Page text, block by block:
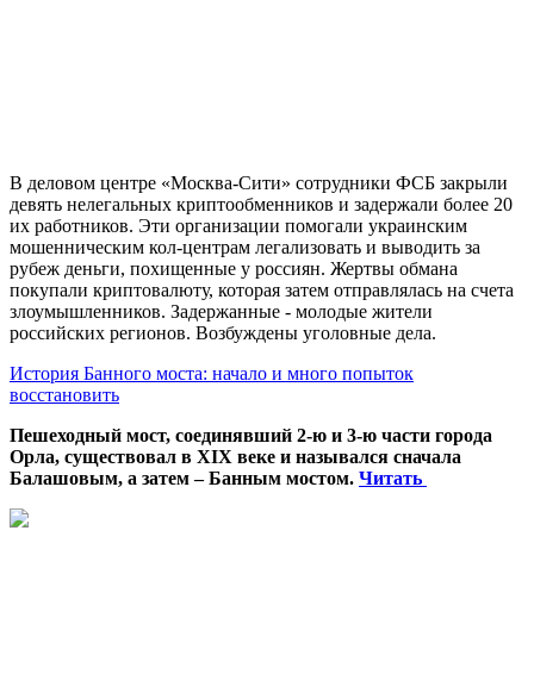
В деловом центре «Москва-Сити» сотрудники ФСБ закрыли
девять нелегальных криптообменников и задержали более 20
их работников. Эти организации помогали украинским
мошенническим кол-центрам легализовать и выводить за
рубеж деньги, похищенные у россиян. Жертвы обмана
покупали криптовалюту, которая затем отправлялась на счета
злоумышленников. Задержанные - молодые жители
российских регионов. Возбуждены уголовные дела.
История Банного моста: начало и много попыток
восстановить
Пешеходный мост, соединявший 2-ю и 3-ю части города
Орла, существовал в XIX веке и назывался сначала
Балашовым, а затем – Банным мостом. Читать